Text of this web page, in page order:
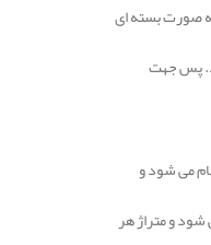
اصفهان تخته ای 5 سانتی متر دانسیته 120 در هر متر مربع 231.000 تومان است. فروش عایق پشم سنگ تخته ای 5 سانت 120 به صورت بسته ای
پس جهت
مربع 153.000 تومان است. فروش عایق پشم سنگ پتویی 3 سانت 80 رولی انجام می شود و
تومان است. فروش عایق پشم سنگ پتویی 3 سانت 100 رولی انجام می شود و متراژ هر